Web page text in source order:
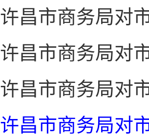
许昌市商务局对
许昌市商务局对
许昌市商务局对
许昌市商务局对